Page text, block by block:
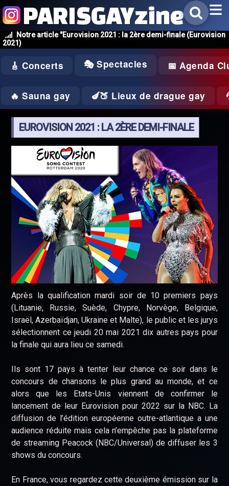
Notre article "Eurovision 2021 : la 2ère demi-finale (Eurovision
2021)
PARISGAYzine
🎸 Concerts 🎭 Spectacles 📅 Agenda
🔥 Sauna gay 🍆🍑 Lieux de drague gay
EUROVISION 2021 : LA 2ÈRE DEMI-FINALE
Après la qualification mardi soir de 10 premiers pays
(Lituanie, Russie, Suède, Chypre, Norvège, Belgique,
Israël, Azerbaïdjan, Ukraine et Malte), le public et les jurys
sélectionnent ce jeudi 20 mai 2021 dix autres pays pour
la finale qui aura lieu ce samedi.
Ils sont 17 pays à tenter leur chance ce soir dans le
concours de chansons le plus grand au monde, et ce
alors que les Etats-Unis viennent de confirmer le
lancement de leur Eurovision pour 2022 sur la NBC. La
diffusion de l’édition européenne outre-atlantique a une
audience réduite mais cela n’empêche pas la plateforme
de streaming Peacock (NBC/Universal) de diffuser les 3
shows du concours.
En France, vous regardez cette deuxième émission sur la